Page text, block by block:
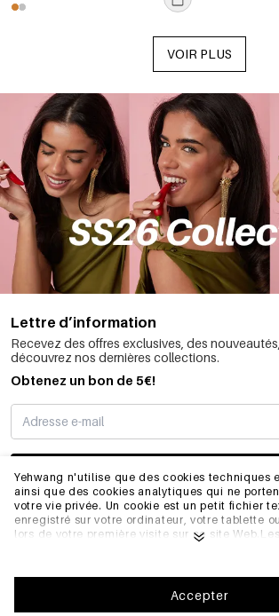
Yehwang n'utilise que des cookies techniques
ainsi que des cookies analytiques qui ne
votre vie privée. Un cookie est un petit fichier
enregistré sur votre ordinateur, votre tablette
lors de votre première visite sur ce site
fonctionner correctement et de se souvenir,
préférences. Ils nous permettent également
web.Pour vous assurer une bonne expérience
Accepter
VOIR PLUS
Lettre d’information
Recevez des offres exclusives, des
découvrez nos dernières collections.
Obtenez un bon de 5€!
JE M’INSCRIS
INFORMATIONS